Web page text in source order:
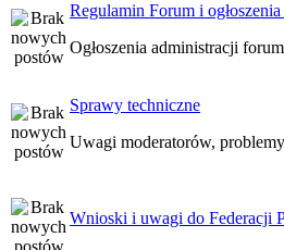
Regulamin Forum i
Ogłoszenia administracji forum
Sprawy techniczne
Uwagi moderatorów,
Wnioski i uwagi do Federacji